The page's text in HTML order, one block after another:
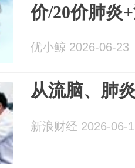
价/20价肺炎
优小鲸 2026-06-23
从流脑、肺
新浪财经 2026-06-